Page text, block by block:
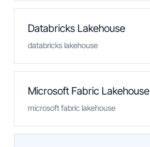
Databricks Lakehouse
databricks lakehouse
Microsoft Fabric Lakehouse
microsoft fabric lakehouse